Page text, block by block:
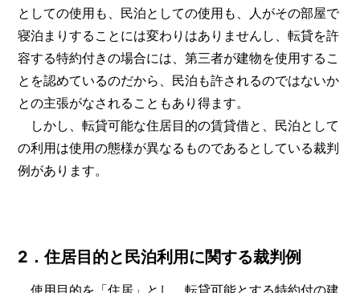
としての使用も、民泊としての使用も、人がその部屋で
寝泊まりすることには変わりはありませんし、転貸を許
容する特約付きの場合には、第三者が建物を使用するこ
とを認めているのだから、民泊も許されるのではないか
との主張がなされることもあり得ます。
しかし、転貸可能な住居目的の賃貸借と、民泊として
の利用は使用の態様が異なるものであるとしている裁判
例があります。
2．住居目的と民泊利用に関する裁判例